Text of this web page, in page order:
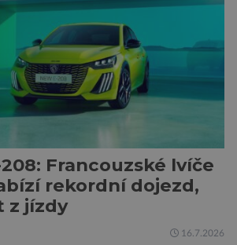
riziko. Podle některých
během příštích dvou let mohly
AI výrazně usnadnit
[…]
Francouzské lvíče
rekordní dojezd,
z jízdy
16.7.2026